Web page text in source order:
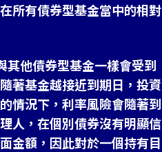
所有債券型基金當中的相對
其他債券型基金一樣會受到
著基金越接近到期日，投資
情況下，利率風險會隨著到
人，在個別債券沒有明顯信
金額，因此對於一個持有目